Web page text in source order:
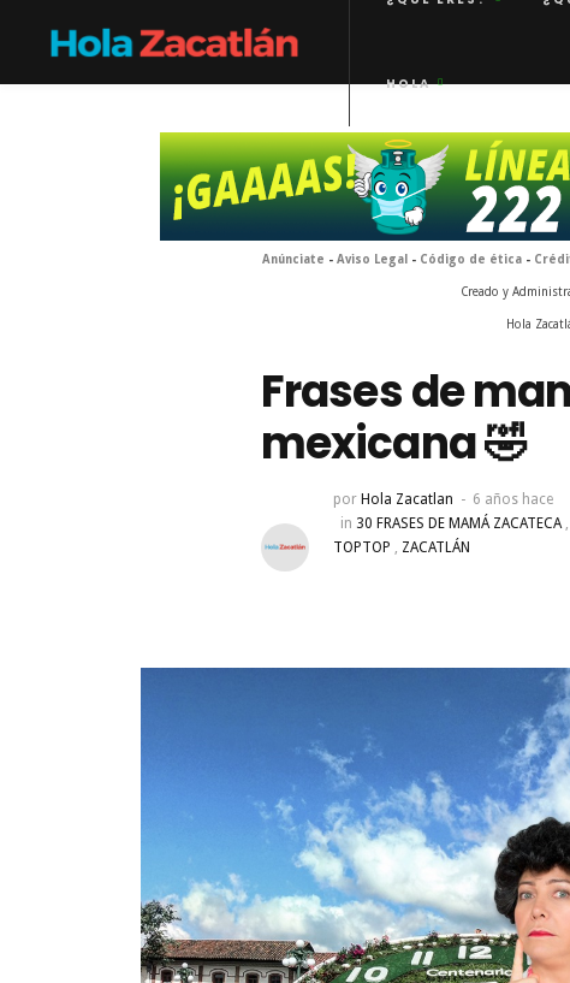
HOLA
Anúnciate - Aviso Legal - Código de ética -
Creado y
Hola
Frases de
mexicana 🤣
por Hola Zacatlan
6 años hace
in 30 FRASES DE MAMÁ ZACATECA,
TOPTOP , ZACATLÁN